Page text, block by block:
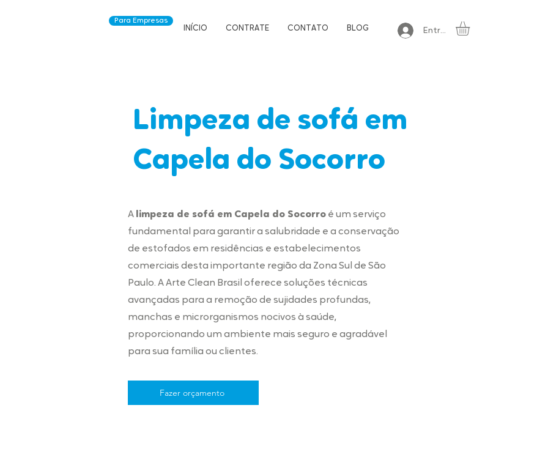
INÍCIO CONTRATE CONTATO BLOG
Para Empresas
Entrar
Limpeza de sofá em
Capela do Socorro
A limpeza de sofá em Capela do Socorro é um serviço
fundamental para garantir a salubridade e a conservação
de estofados em residências e estabelecimentos
comerciais desta importante região da Zona Sul de São
Paulo. A Arte Clean Brasil oferece soluções técnicas
avançadas para a remoção de sujidades profundas,
manchas e microrganismos nocivos à saúde,
proporcionando um ambiente mais seguro e agradável
para sua família ou clientes.
Fazer orçamento